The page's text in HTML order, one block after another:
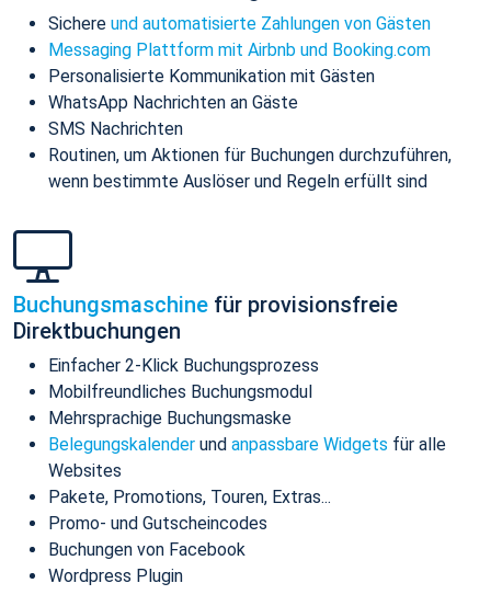
Sichere und automatisierte Zahlungen von Gästen
Messaging Plattform mit Airbnb und Booking.com
Personalisierte Kommunikation mit Gästen
WhatsApp Nachrichten an Gäste
SMS Nachrichten
Routinen, um Aktionen für Buchungen durchzuführen,
wenn bestimmte Auslöser und Regeln erfüllt sind
Buchungsmaschine für provisionsfreie
Direktbuchungen
Einfacher 2-Klick Buchungsprozess
Mobilfreundliches Buchungsmodul
Mehrsprachige Buchungsmaske
Belegungskalender und anpassbare Widgets für alle
Websites
Pakete, Promotions, Touren, Extras...
Promo- und Gutscheincodes
Buchungen von Facebook
Wordpress Plugin